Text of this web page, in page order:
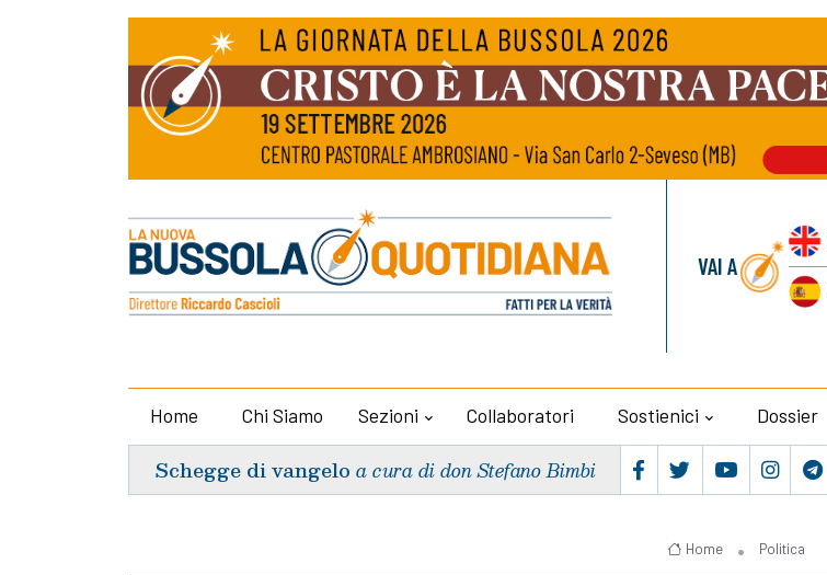
VAI A
Home Chi Siamo Sezioni Collaboratori Sostienici Dossier
Schegge di vangelo a cura di don Stefano Bimbi
Home Politica